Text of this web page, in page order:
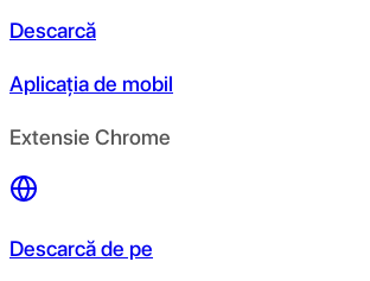
Descarcă
Aplicația de mobil
Extensie Chrome
Descarcă de pe